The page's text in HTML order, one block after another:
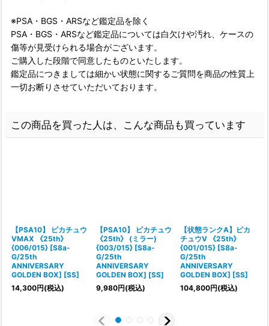
※PSA・BGS・ARSなど鑑定品を除く
PSA・BGS・ARSなど鑑定品については白欠けや汚れ、ケースの
傷等が見受けられる場合がございます。
ご購入した段階で同意したものといたします。
鑑定品につきましては細かい状態に関するご質問を商品の性質上
一切お断りさせていただいております。
この商品を買った人は、こんな商品も買っています
【PSA10】 ピカチュウ
VMAX 《25th》
{006/015} [S8a-
G/25th
ANNIVERSARY
GOLDEN BOX] [SS]
14,300円(税込)
【PSA10】 ピカチュウ
《25th》 (ミラー)
{003/015} [S8a-
G/25th
ANNIVERSARY
GOLDEN BOX] [SS]
9,980円(税込)
【状態ランクA】ピカ
チュウV 《25th》
{001/015} [S8a-
G/25th
ANNIVERSARY
GOLDEN BOX] [SS]
104,800円(税込)